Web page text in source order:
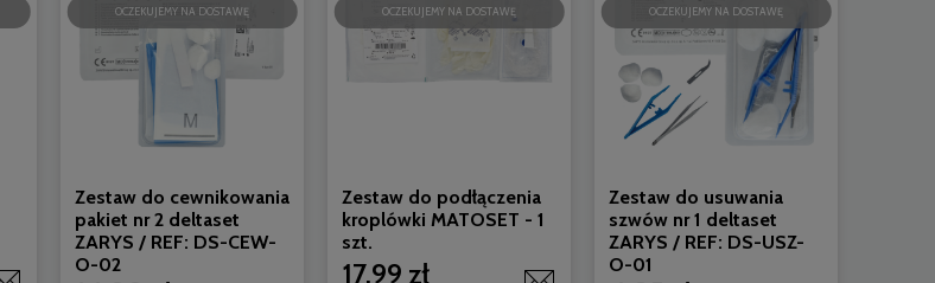
Zestaw do cewnikowania
pakiet nr 2 deltaset
ZARYS / REF: DS-CEW-
O-02
OCZEKUJEMY NA DOSTAWĘ
Zestaw do podłączenia
kroplówki MATOSET - 1
szt.
17,99 zł
OCZEKUJEMY NA DOSTAWĘ
Zestaw do usuwania
szwów nr 1 deltaset
ZARYS / REF: DS-USZ-
O-01
OCZEKUJEMY NA DOSTAWĘ